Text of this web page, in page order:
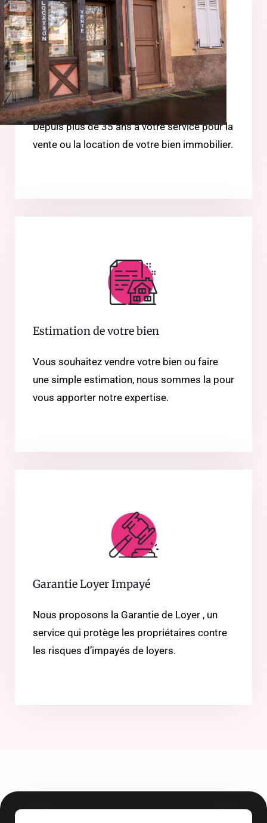
Vente / Location
Depuis plus de 35 ans à votre service pour la
vente ou la location de votre bien immobilier.
Estimation de votre bien
Vous souhaitez vendre votre bien ou faire
une simple estimation, nous sommes la pour
vous apporter notre expertise.
Garantie Loyer Impayé
Nous proposons la Garantie de Loyer , un
service qui protège les propriétaires contre
les risques d’impayés de loyers.